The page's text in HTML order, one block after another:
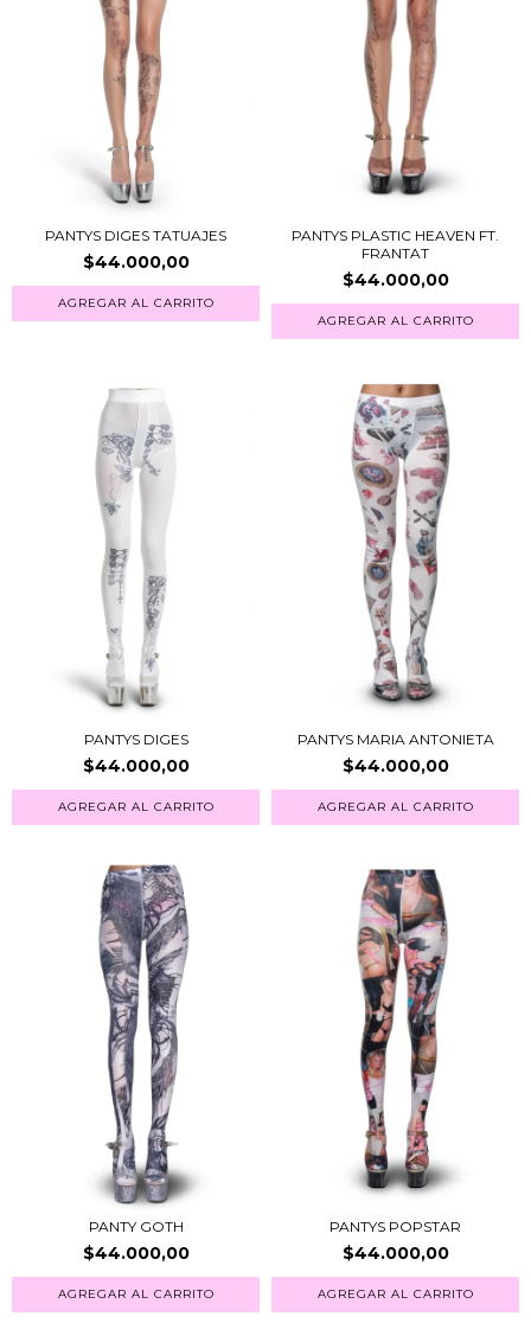
PANTYS DIGES TATUAJES
$44.000,00
AGREGAR AL CARRITO
PANTYS PLASTIC HEAVEN FT.
FRANTAT
$44.000,00
AGREGAR AL CARRITO
PANTYS DIGES
$44.000,00
AGREGAR AL CARRITO
PANTYS MARIA ANTONIETA
$44.000,00
AGREGAR AL CARRITO
PANTY GOTH
$44.000,00
AGREGAR AL CARRITO
PANTYS POPSTAR
$44.000,00
AGREGAR AL CARRITO